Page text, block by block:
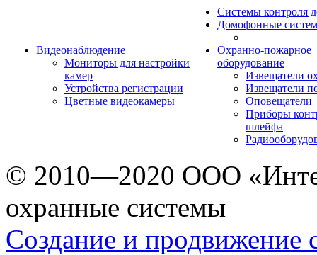
Видеонаблюдение
Мониторы для настройки
камер
Устройства регистрации
Цветные видеокамеры
Системы контроля
Домофонные
Охранно-пожарное
оборудование
Извещатели
Извещатели
Оповещатели
Приборы
шлейфа
© 2010—2020 ООО
охранные системы
Создание и продвижение